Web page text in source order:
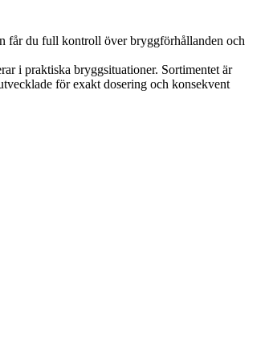
får du full kontroll över bryggförhållanden och
i praktiska bryggsituationer. Sortimentet är
för exakt dosering och konsekvent